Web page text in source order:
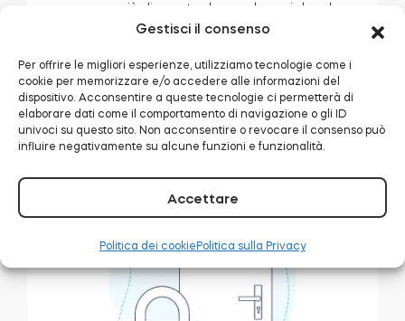
Gestisci il consenso
Per offrire le migliori esperienze, utilizziamo tecnologie come i
cookie per memorizzare e/o accedere alle informazioni del
dispositivo. Acconsentire a queste tecnologie ci permetterà di
elaborare dati come il comportamento di navigazione o gli ID
univoci su questo sito. Non acconsentire o revocare il consenso può
influire negativamente su alcune funzioni e funzionalità.
Accettare
Politica dei cookie Politica sulla Privacy
preoccupa più di queste domande, e violare la
sicurezza della serratura intelligente è altrettanto
Qui, potete trovare dieci risposte ai maggiori
dubbi sulle serrature intelligenti, se avete bisogno
di maggiori informazioni.